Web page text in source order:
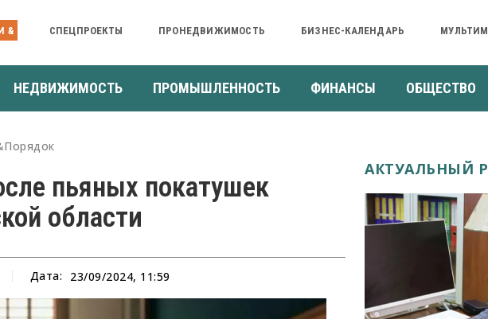
& СПЕЦПРОЕКТЫ ПРОНЕДВИЖИМОСТЬ БИЗНЕС-КАЛЕНДАРЬ
НЕДВИЖИМОСТЬ ПРОМЫШЛЕННОСТЬ ФИНАНСЫ ОБЩЕСТВО
пьяных покатушек
области
Дата: 23/09/2024, 11:59
АКТУАЛЬНЫЙ